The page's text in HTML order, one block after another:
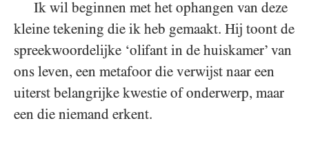
Ik wil beginnen met het ophangen van deze
kleine tekening die ik heb gemaakt. Hij toont de
spreekwoordelijke ‘olifant in de huiskamer’ van
ons leven, een metafoor die verwijst naar een
uiterst belangrijke kwestie of onderwerp, maar
een die niemand erkent.